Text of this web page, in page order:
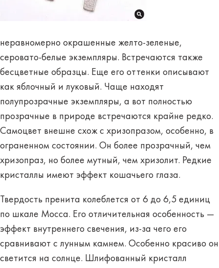
неравномерно окрашенные желто-зеленые,
серовато-белые экземпляры. Встречаются также
бесцветные образцы. Еще его оттенки описывают
как яблочный и луковый. Чаще находят
полупрозрачные экземпляры, а вот полностью
прозрачные в природе встречаются крайне редко.
Самоцвет внешне схож с хризопразом, особенно, в
ограненном состоянии. Он более прозрачный, чем
хризопраз, но более мутный, чем хризолит. Редкие
кристаллы имеют эффект кошачьего глаза.
Твердость пренита колеблется от 6 до 6,5 единиц
по шкале Мосса. Его отличительная особенность —
эффект внутреннего свечения, из-за чего его
сравнивают с лунным камнем. Особенно красиво он
светится на солнце. Шлифованный кристалл